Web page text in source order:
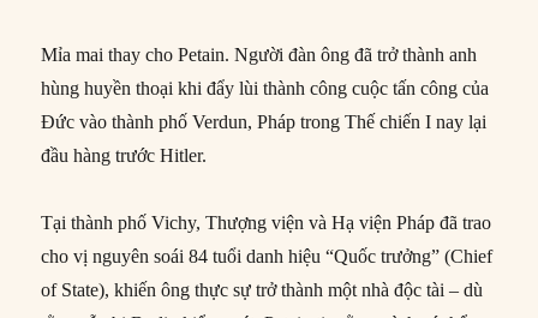
Mỉa mai thay cho Petain. Người đàn ông đã trở thành anh
hùng huyền thoại khi đẩy lùi thành công cuộc tấn công của
Đức vào thành phố Verdun, Pháp trong Thế chiến I nay lại
đầu hàng trước Hitler.
Tại thành phố Vichy, Thượng viện và Hạ viện Pháp đã trao
cho vị nguyên soái 84 tuổi danh hiệu “Quốc trưởng” (Chief
of State), khiến ông thực sự trở thành một nhà độc tài – dù